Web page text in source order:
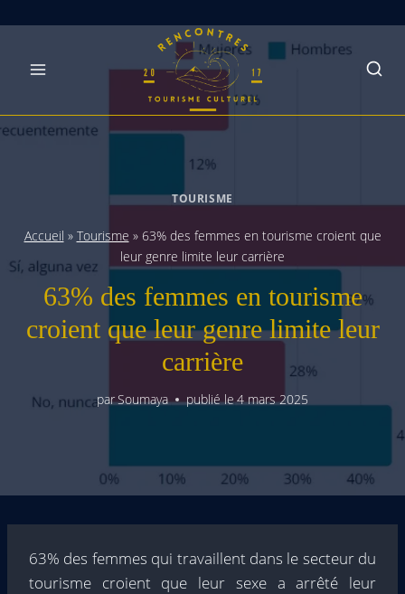
TOURISME
Accueil » Tourisme » 63% des femmes en tourisme croient que
leur genre limite leur carrière
63% des femmes en tourisme
croient que leur genre limite leur
carrière
parSoumaya publié le4 mars 2025
63% des femmes qui travaillent dans le secteur du
tourisme croient que leur sexe a arrêté leur